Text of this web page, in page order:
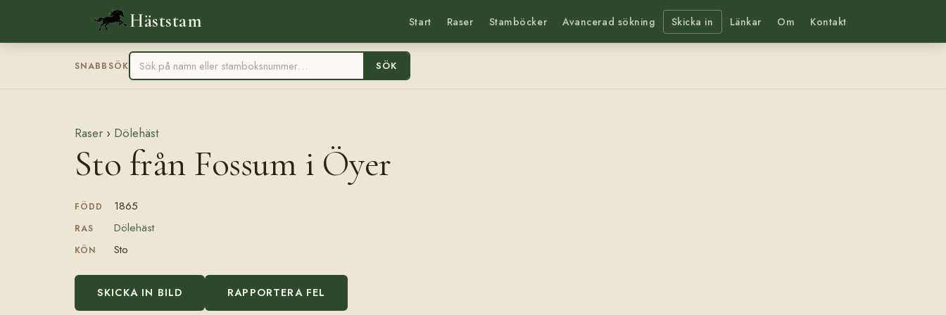
Häststam Start Raser Stamböcker Avancerad sökning Skicka in Länkar Om Kontakt
SNABBSÖK SÖK
Raser › Dölehäst
Sto från Fossum i Öyer
FÖDD 1865
RAS Dölehäst
KÖN Sto
SKICKA IN BILD RAPPORTERA FEL